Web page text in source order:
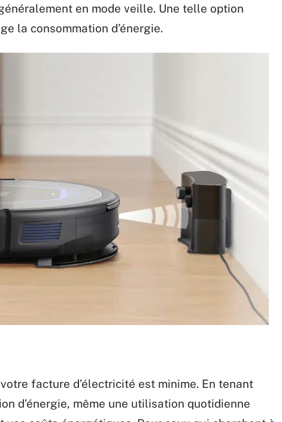
en mode veille. Une telle option
la consommation d’énergie.
facture d’électricité est minime. En tenant
d’énergie, même une utilisation quotidienne